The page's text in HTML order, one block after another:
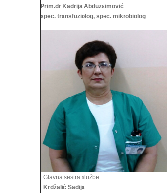
Prim.dr Kadrija Abduzaimović
spec. transfuziolog, spec. mikrobiolog
Glavna sestra službe
Krdžalić Sadija